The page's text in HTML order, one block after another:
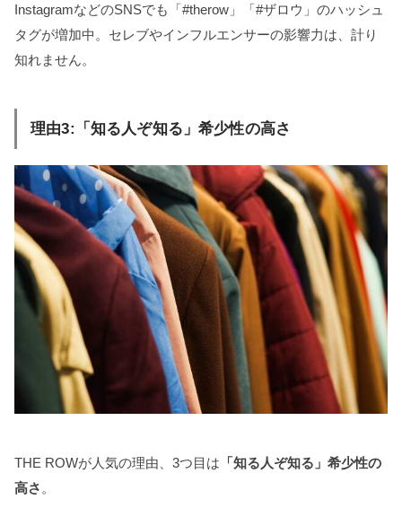
InstagramなどのSNSでも「#therow」「#ザロウ」のハッシュ
タグが増加中。セレブやインフルエンサーの影響力は、計り
知れません。
理由3:「知る人ぞ知る」希少性の高さ
THE ROWが人気の理由、3つ目は 「知る人ぞ知る」希少性の
高さ 。